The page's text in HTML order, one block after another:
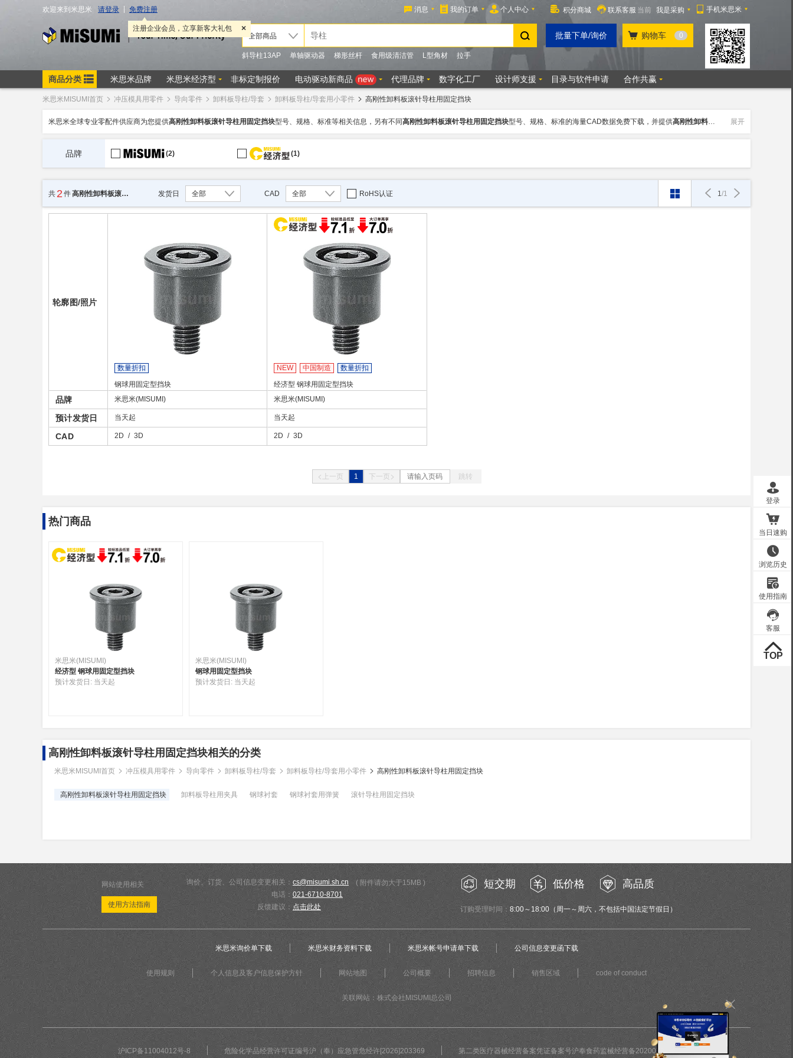
米思米MISUMI首页 冲压模具用零件 导向零件 卸料板导柱/导套 卸料板导柱/导套用小零件 高刚性卸料板滚针导柱用固定挡块
米思米全球专业零配件供应商为您提供高刚性卸料板滚针导柱用固定挡块型号、规格、标准等相关信息，另有不同高刚性卸料板滚针导柱用固定挡块型号、规格、标准的海量CAD数据免费下载，并提供高刚性卸料板滚针导柱用固定挡块 展开
品牌 (2) (1)
共 2件 高刚性卸料板滚针导柱用固定挡块 发货日 全部 CAD 全部 RoHS认证 1 /1
轮廓图/照片
数量折扣
钢球用固定型挡块
NEW 中国制造
数量折扣
经济型 钢球用固定型挡块
品牌 米思米(MISUMI) 米思米(MISUMI)
预计发货日 当天起 当天起
CAD 2D / 3D 2D / 3D
上一页 1 下一页 跳转
热门商品
米思米(MISUMI)
经济型 钢球用固定型挡块
预计发货日: 当天起
米思米(MISUMI)
钢球用固定型挡块
预计发货日: 当天起
高刚性卸料板滚针导柱用固定挡块相关的分类
米思米MISUMI首页 冲压模具用零件 导向零件 卸料板导柱/导套 卸料板导柱/导套用小零件 高刚性卸料板滚针导柱用固定挡块
高刚性卸料板滚针导柱用固定挡块 卸料板导柱用夹具 钢球衬套 钢球衬套用弹簧 滚针导柱用固定挡块